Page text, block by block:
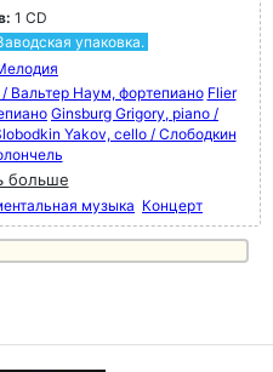
1 CD
упаковка.
Вальтер Наум, фортепиано Flier
Ginsburg Grigory, piano /
Yakov, cello / Слободкин
больше
музыка Концерт